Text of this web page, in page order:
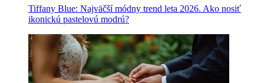
Tiffany Blue: Najväčší módny trend leta 2026. Ako nosiť
ikonickú pastelovú modrú?